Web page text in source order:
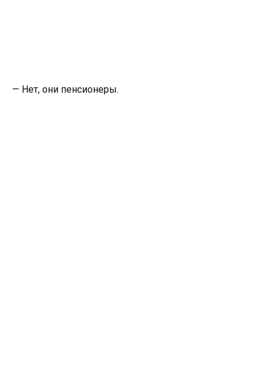
— Нет, они пенсионеры.